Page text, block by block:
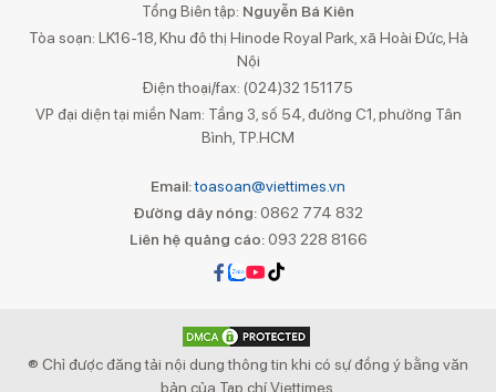
Tổng Biên tập: Nguyễn Bá Kiên
Tòa soạn: LK16-18, Khu đô thị Hinode Royal Park, xã Hoài Đức, Hà
Nội
Điện thoại/fax: (024)32 151175
VP đại diện tại miền Nam: Tầng 3, số 54, đường C1, phường Tân
Bình, TP.HCM
Email:toasoan@viettimes.vn
Đường dây nóng: 0862 774 832
Liên hệ quảng cáo:093 228 8166
® Chỉ được đăng tải nội dung thông tin khi có sự đồng ý bằng văn
bản của Tạp chí Viettimes.